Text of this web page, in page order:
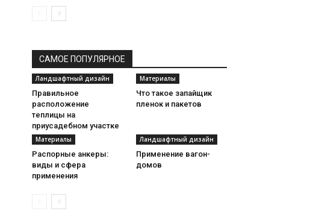
САМОЕ ПОПУЛЯРНОЕ
Ландшафтный дизайн
Правильное
расположение
теплицы на
приусадебном участке
Материалы
Что такое запайщик
пленок и пакетов
Материалы
Распорные анкеры:
виды и сфера
применения
Ландшафтный дизайн
Применение вагон-
домов